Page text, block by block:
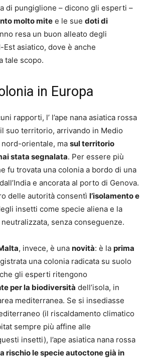
di pungiglione – dicono gli esperti –
molto mite e le sue doti di
resa un buon alleato degli
asiatico, dove è anche
tale scopo.
in Europa
rapporti, l’ l’ape nana asiatica rossa
suo territorio, arrivando in Medio
orientale, ma sul territorio
stata segnalata. Per essere più
fu trovata una colonia a bordo di una
e ancorata al porto di Genova.
delle autorità consentì l’isolamento e
insetti come specie aliena e la
senza conseguenze.
, invece, è una novità: è la prima
una colonia radicata su suolo
gli esperti ritengono
per la biodiversità dell’isola, in
mediterranea. Se si insediasse
(il riscaldamento climatico
sempre più affine alle
insetti), l’ape asiatica nana rossa
a rischio le specie autoctone già in